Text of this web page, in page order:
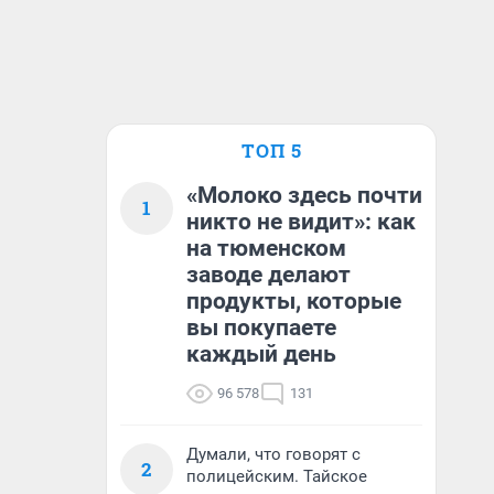
ТОП 5
1
«Молоко здесь почти
никто не видит»: как
на тюменском
заводе делают
продукты, которые
вы покупаете
каждый день
96 578 131
2
Думали, что говорят с
полицейским. Тайское